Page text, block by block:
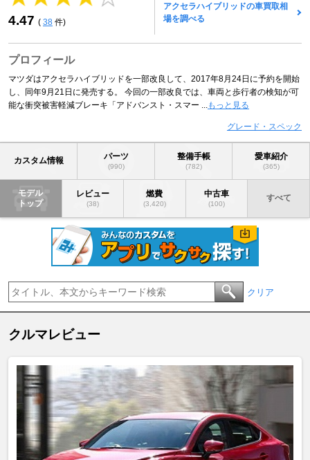
4.47 ( 38 件)
アクセラハイブリッドの車買取相
場を調べる
プロフィール
マツダはアクセラハイブリッドを一部改良して、2017年8月24日に予約を開始
し、同年9月21日に発売する。 今回の一部改良では、車両と歩行者の検知が可
能な衝突被害軽減ブレーキ「アドバンスト・スマー ...
もっと見る
グレード・スペック
カスタム情報 パーツ
(990)
整備手帳
(782)
愛車紹介
(365)
モデル
トップ
レビュー
(38)
燃費
(3,420)
中古車
(100)
すべて
クリア
クルマレビュー